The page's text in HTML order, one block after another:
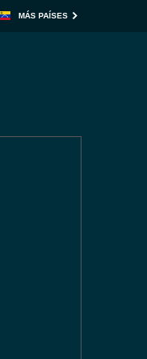
MÁS PAÍSES